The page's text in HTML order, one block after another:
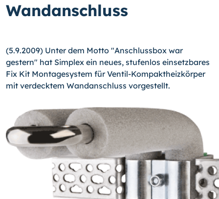
Wandanschluss
(5.9.2009) Unter dem Motto "Anschlussbox war
gestern" hat Simplex ein neues, stufenlos einsetzbares
Fix Kit Montagesystem für Ventil-Kompaktheizkörper
mit verdecktem Wandanschluss vorgestellt.